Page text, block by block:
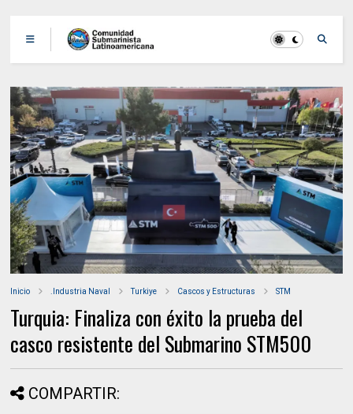
Inicio .Industria Naval Turkiye Cascos y Estructuras STM
Turquia: Finaliza con éxito la prueba del
casco resistente del Submarino STM500
COMPARTIR: